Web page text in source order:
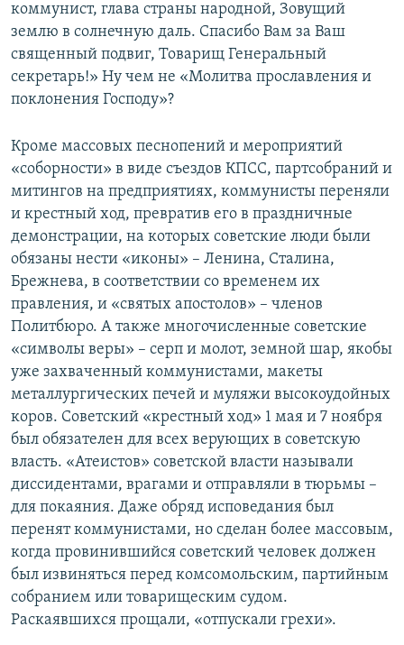
коммунист, глава страны народной, Зовущий
землю в солнечную даль. Спасибо Вам за Ваш
священный подвиг, Товарищ Генеральный
секретарь!» Ну чем не «Молитва прославления и
поклонения Господу»?
Кроме массовых песнопений и мероприятий
«соборности» в виде съездов КПСС, партсобраний и
митингов на предприятиях, коммунисты переняли
и крестный ход, превратив его в праздничные
демонстрации, на которых советские люди были
обязаны нести «иконы» – Ленина, Сталина,
Брежнева, в соответствии со временем их
правления, и «святых апостолов» – членов
Политбюро. А также многочисленные советские
«символы веры» – серп и молот, земной шар, якобы
уже захваченный коммунистами, макеты
металлургических печей и муляжи высокоудойных
коров. Советский «крестный ход» 1 мая и 7 ноября
был обязателен для всех верующих в советскую
власть. «Атеистов» советской власти называли
диссидентами, врагами и отправляли в тюрьмы –
для покаяния. Даже обряд исповедания был
перенят коммунистами, но сделан более массовым,
когда провинившийся советский человек должен
был извиняться перед комсомольским, партийным
собранием или товарищеским судом.
Раскаявшихся прощали, «отпускали грехи».